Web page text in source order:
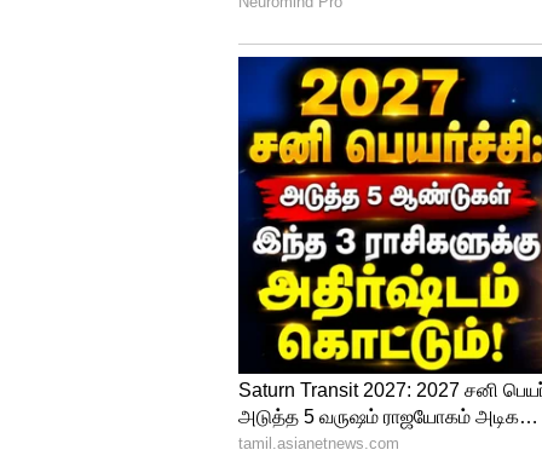
தொழில் செய்து
சார்பில் உதவியும்,
தொழில் முனைவோர்களுக்கு
முயற்சிகளை செயல்படுத்த
கிளைகள் துவங்கும்
தொழில் விரிவாக்கம் அல்லது
கணிசமாக குறையும். வேலை
பிரச்சினைகள் அகலும்.
Mesham Guru Peyarchi 2026
பலன்கள் - 2026